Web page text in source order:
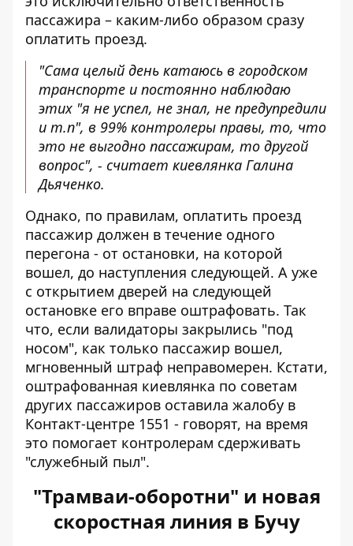
пассажира – каким-либо образом сразу
оплатить проезд.
"Сама целый день катаюсь в городском
транспорте и постоянно наблюдаю
этих "я не успел, не знал, не предупредили
и т.п", в 99% контролеры правы, то, что
это не выгодно пассажирам, то другой
вопрос", - считает киевлянка Галина
Дьяченко.
Однако, по правилам, оплатить проезд
пассажир должен в течение одного
перегона - от остановки, на которой
вошел, до наступления следующей. А уже
с открытием дверей на следующей
остановке его вправе оштрафовать. Так
что, если валидаторы закрылись "под
носом", как только пассажир вошел,
мгновенный штраф неправомерен. Кстати,
оштрафованная киевлянка по советам
других пассажиров оставила жалобу в
Контакт-центре 1551 - говорят, на время
это помогает контролерам сдерживать
"служебный пыл".
"Трамваи-оборотни" и новая
скоростная линия в Бучу